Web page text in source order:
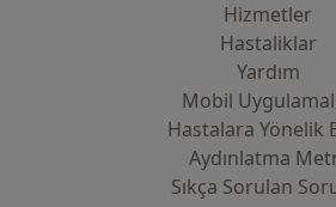
Hizmetler
Hastaliklar
Yardım
Mobil
Hastalara Yönelik
Aydınlatma
Sıkça Sorulan